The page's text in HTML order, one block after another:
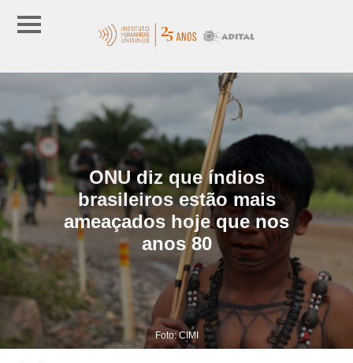
ONU diz que índios
brasileiros estão mais
ameaçados hoje que nos
anos 80
Foto: CIMI